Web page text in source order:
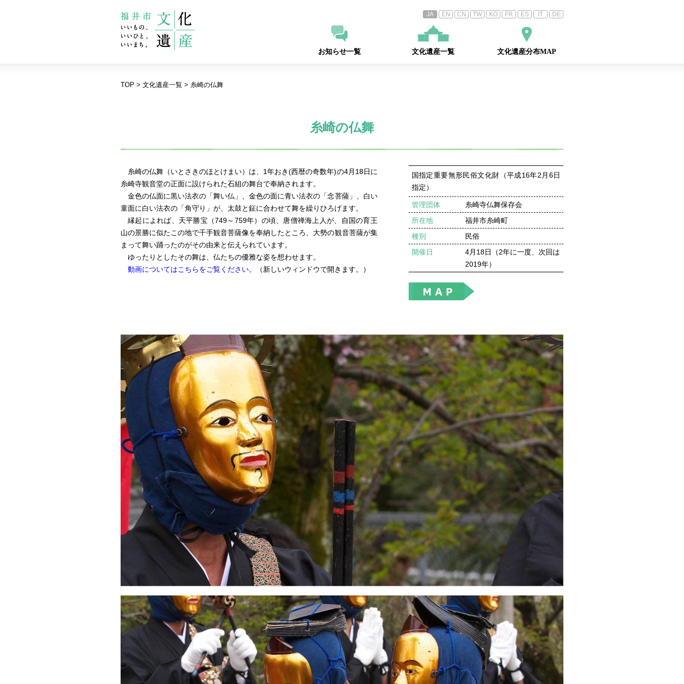
JA EN CN TW KO FR ES IT DE
お知らせ一覧 文化遺産一覧 文化遺産分布MAP
TOP > 文化遺産一覧 > 糸崎の仏舞
糸崎の仏舞
糸崎の仏舞（いとさきのほとけまい）は、1年おき(西暦の奇数年)の4月18日に
糸崎寺観音堂の正面に設けられた石組の舞台で奉納されます。
金色の仏面に黒い法衣の「舞い仏」、金色の面に青い法衣の「念菩薩」、白い
童面に白い法衣の「角守り」が、太鼓と鉦に合わせて舞を繰りひろげます。
縁起によれば、天平勝宝（749～759年）の頃、唐僧禅海上人が、自国の育王
山の景勝に似たこの地で千手観音菩薩像を奉納したところ、大勢の観音菩薩が集
まって舞い踊ったのがその由来と伝えられています。
ゆったりとしたその舞は、仏たちの優雅な姿を想わせます。
動画についてはこちらをご覧ください。
（新しいウィンドウで開きます。）
国指定重要無形民俗文化財（平成16年2月6日
指定）
管理団体
糸崎寺仏舞保存会
所在地
福井市糸崎町
種別
民俗
開催日
4月18日（2年に一度、次回は
2019年）